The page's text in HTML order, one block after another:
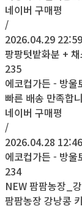
네이버 구매평
/
2026.04.29 22:59
팡팡텃밭화분 +
235
에코컵가든 - 방울
빠른 배송 만족합
네이버 구매평
/
2026.04.28 12:46
에코컵가든 - 방울
234
NEW 팜팜농장_
팜팜농장 강낭콩